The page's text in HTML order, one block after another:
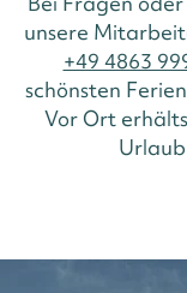
unsere
+49 4863
schönsten
Vor Ort